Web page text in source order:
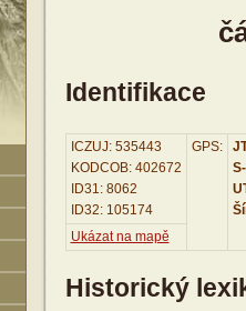
Identifikace
ICZUJ: 535443
KODCOB: 402672
ID31: 8062
ID32: 105174
GPS:
Ukázat na mapě
Historický